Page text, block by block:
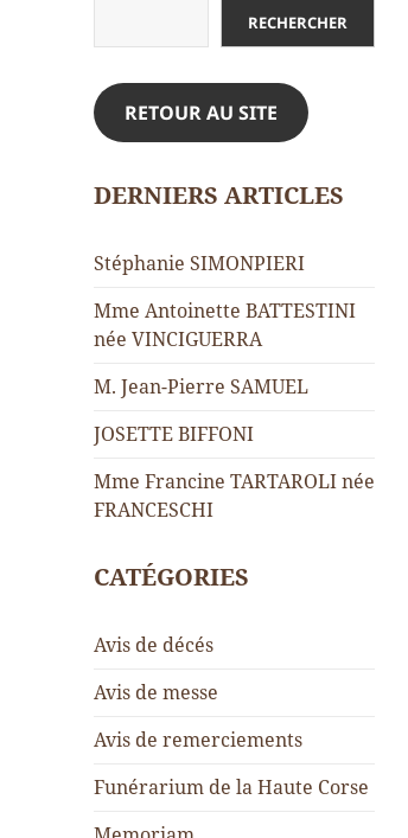
RECHERCHER
RETOUR AU SITE
DERNIERS ARTICLES
Stéphanie SIMONPIERI
Mme Antoinette BATTESTINI
née VINCIGUERRA
M. Jean-Pierre SAMUEL
JOSETTE BIFFONI
Mme Francine TARTAROLI née
FRANCESCHI
CATÉGORIES
Avis de décés
Avis de messe
Avis de remerciements
Funérarium de la Haute Corse